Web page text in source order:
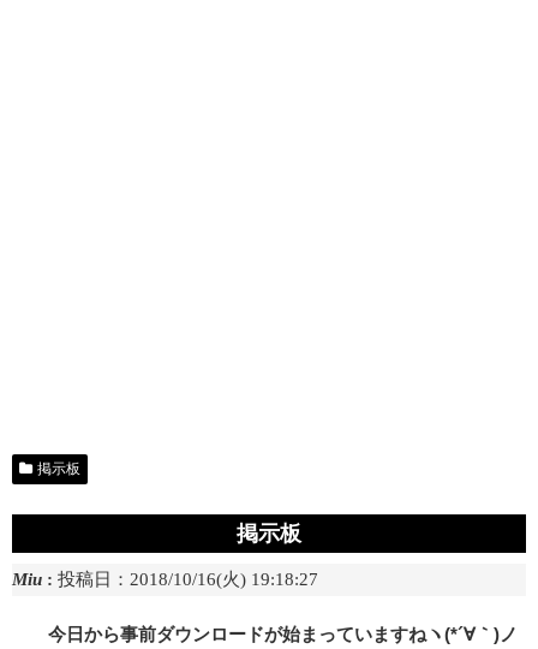
掲示板
掲示板
Miu : 投稿日：2018/10/16(火) 19:18:27
今日から事前ダウンロードが始まっていますねヽ(*´∀｀)ノ